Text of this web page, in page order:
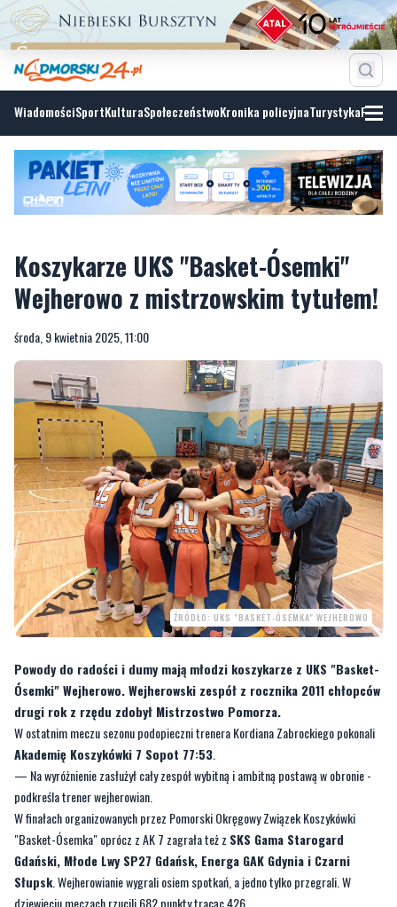
WiadomościSportKulturaSpołeczeństwoKronika policyjnaTurystyka
Koszykarze UKS "Basket-Ósemki"
środa, 9 kwietnia 2025, 11:00
ŹRÓDŁO: UKS "BASKET-ÓSEMKA" WEJHEROWO
Powody do radości i dumy mają młodzi koszykarze z UKS "Basket-
Ósemki" Wejherowo. Wejherowski zespół z rocznika 2011 chłopców
W ostatnim meczu sezonu podopieczni trenera Kordiana Zabrockiego pokonali
Akademię Koszykówki 7 Sopot 77:53.
— Na wyróżnienie zasłużył cały zespół wybitną i ambitną postawą w obronie -
podkreśla trener wejherowian.
W finałach organizowanych przez Pomorski Okręgowy Związek Koszykówki
"Basket-Ósemka" oprócz z AK 7 zagrała też z SKS Gama Starogard
Gdański, Młode Lwy SP27 Gdańsk, Energa GAK Gdynia i Czarni
Słupsk. Wejherowianie wygrali osiem spotkań, a jedno tylko przegrali. W
dziewięciu meczach rzucili 682 punkty tracąc 426.
CZYTAJ TEŻ: XVII Bieg Piaśnicki. Zmierzyli się z
dychą w Lesie Piaśnickim | WYNIKI, ZDJĘCIA